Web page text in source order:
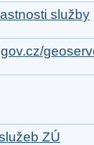
služby
ZÚ